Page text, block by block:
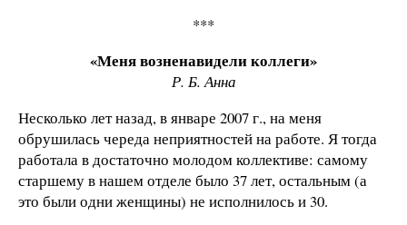
***
«Меня возненавидели коллеги»
Р. Б. Анна
Несколько лет назад, в январе 2007 г., на меня
обрушилась череда неприятностей на работе. Я тогда
работала в достаточно молодом коллективе: самому
старшему в нашем отделе было 37 лет, остальным (а
это были одни женщины) не исполнилось и 30.